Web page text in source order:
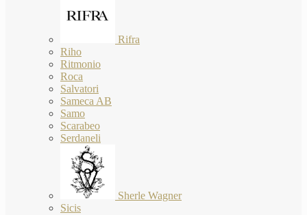
Rifra
Riho
Ritmonio
Roca
Salvatori
Sameca AB
Samo
Scarabeo
Serdaneli
Sherle Wagner
Sicis